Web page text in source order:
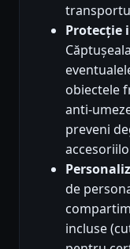
Protecție
obiectele
anti-
preveni
de
incluse